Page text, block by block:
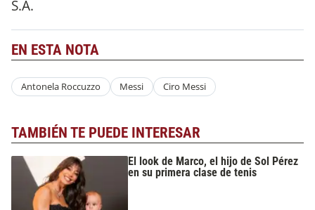
S.A.
EN ESTA NOTA
Antonela Roccuzzo Messi Ciro Messi
TAMBIÉN TE PUEDE INTERESAR
El look de Marco, el hijo de Sol Pérez
en su primera clase de tenis